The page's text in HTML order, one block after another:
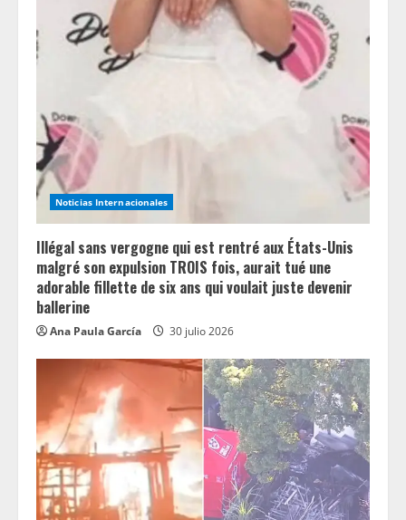
e
d
i
n
g
Noticias Internacionales
Illégal sans vergogne qui est rentré aux États-Unis
malgré son expulsion TROIS fois, aurait tué une
adorable fillette de six ans qui voulait juste devenir
ballerine
Ana Paula García 30 julio 2026